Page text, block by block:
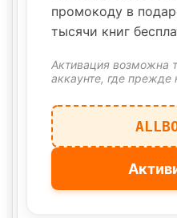
промокоду в
тысячи книг
Активация возможна
аккаунте, где прежде